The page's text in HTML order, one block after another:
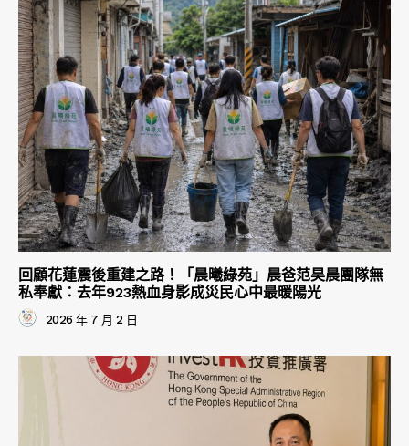
回顧花蓮震後重建之路！「晨曦綠苑」晨爸范昊晨團隊無
私奉獻：去年923熱血身影成災民心中最暖陽光
2026 年 7 月 2 日